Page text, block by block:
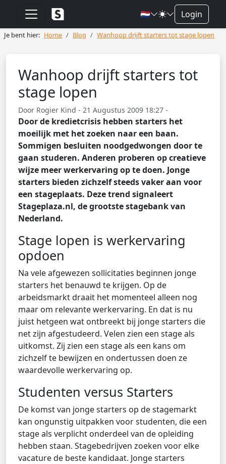
🇳🇱 Login
Je bent hier: Home Blog Wanhoop drijft starters tot stage lopen
Wanhoop drijft starters tot
stage lopen
Door Rogier Kind - 21 Augustus 2009 18:27 -
Door de kredietcrisis hebben starters het
moeilijk met het zoeken naar een baan.
Sommigen besluiten noodgedwongen door te
gaan studeren. Anderen proberen op creatieve
wijze meer werkervaring op te doen. Jonge
starters bieden zichzelf steeds vaker aan voor
een stageplaats. Deze trend signaleert
Stageplaza.nl, de grootste stagebank van
Nederland.
Stage lopen is werkervaring
opdoen
Na vele afgewezen sollicitaties beginnen jonge
starters het benauwd te krijgen. Op de
arbeidsmarkt draait het momenteel alleen nog
maar om relevante werkervaring. En dat is nu
juist hetgeen wat ontbreekt bij jonge starters die
net zijn afgestudeerd. Velen zien een stage als
uitkomst. Zij zien een stage als een kans om
zichzelf te bewijzen en ondertussen doen ze
waardevolle werkervaring op.
Studenten versus Starters
De komst van jonge starters op de stagemarkt
kan ongunstig uitpakken voor studenten, die een
stage als verplicht onderdeel van de opleiding
hebben staan. Stagebedrijven zoeken voor elke
vacature de beste kandidaat. Jonge starters